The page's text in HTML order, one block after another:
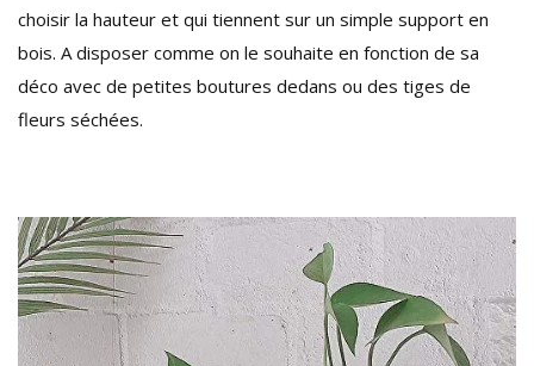
choisir la hauteur et qui tiennent sur un simple support en
bois. A disposer comme on le souhaite en fonction de sa
déco avec de petites boutures dedans ou des tiges de
fleurs séchées.